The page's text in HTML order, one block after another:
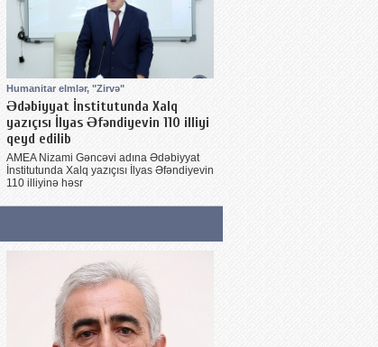
Humanitar elmlər, "Zirvə"
Ədəbiyyat İnstitutunda Xalq
yazıçısı İlyas Əfəndiyevin 110 illiyi
qeyd edilib
AMEA Nizami Gəncəvi adına Ədəbiyyat
İnstitutunda Xalq yazıçısı İlyas Əfəndiyevin
110 illiyinə həsr